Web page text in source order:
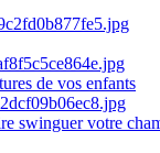
de vos enfants
swinguer votre